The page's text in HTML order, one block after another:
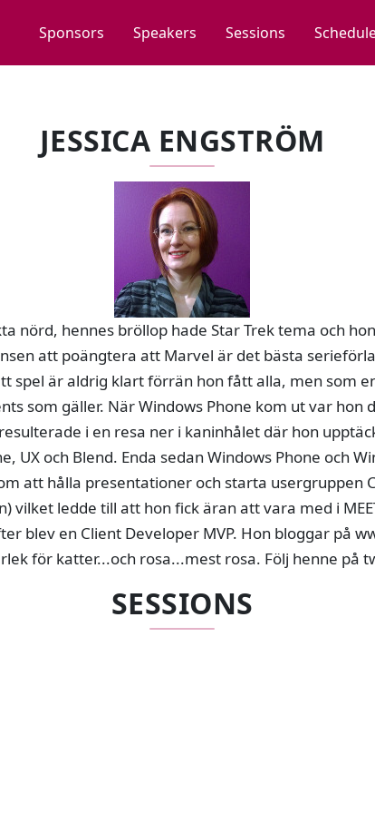
Sponsors Speakers Sessions
JESSICA ENGSTRÖM
nörd, hennes bröllop hade Star Trek tema och
att poängtera att Marvel är det bästa
spel är aldrig klart förrän hon fått alla, men som
som gäller. När Windows Phone kom ut var hon
i en resa ner i kaninhålet där hon
UX och Blend. Enda sedan Windows Phone och
att hålla presentationer och starta usergruppen
vilket ledde till att hon fick äran att vara med i
blev en Client Developer MVP. Hon bloggar på
för katter...och rosa...mest rosa. Följ henne på
SESSIONS